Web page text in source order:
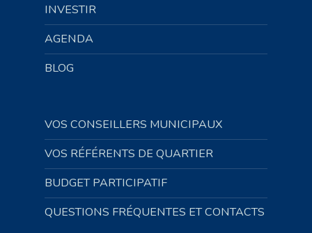
INVESTIR
AGENDA
BLOG
VOS CONSEILLERS MUNICIPAUX
VOS RÉFÉRENTS DE QUARTIER
BUDGET PARTICIPATIF
QUESTIONS FRÉQUENTES ET CONTACTS